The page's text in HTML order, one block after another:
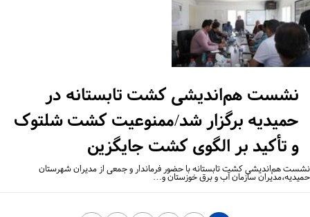
نشست هم‌اندیشی کشت تابستانه در
حمیدیه برگزار شد/ممنوعیت کشت شلتوک
و تأکید بر الگوی کشت جایگزین
هم‌اندیشی کشت تابستانه با حضور فرماندار و جمعی از مدیران شهرستان
سازمان آب و برق خوزستان و…